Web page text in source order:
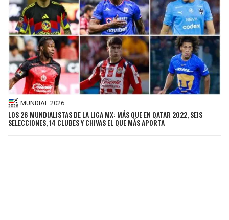
MUNDIAL 2026
LOS 26 MUNDIALISTAS DE LA LIGA MX: MÁS QUE EN QATAR 2022, SEIS
SELECCIONES, 14 CLUBES Y CHIVAS EL QUE MÁS APORTA